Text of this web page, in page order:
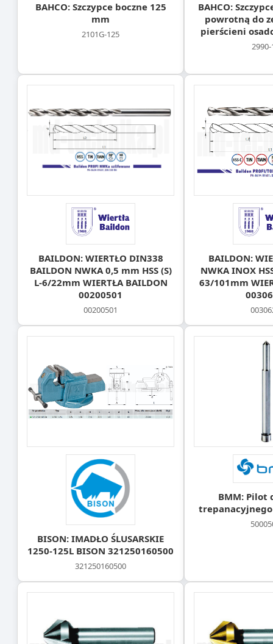
BAHCO: Szczypce boczne 125
mm
2101G-125
BAHCO:
powrotną do
pierścieni
2990-
BAILDON: WIERTŁO DIN338
BAILDON NWKA 0,5 mm HSS (S)
L-6/22mm WIERTŁA BAILDON
00200501
00200501
BAILDON:
NWKA INOX
63/101mm
BISON: IMADŁO ŚLUSARSKIE
1250-125L BISON 321250160500
321250160500
BMM: Pilot